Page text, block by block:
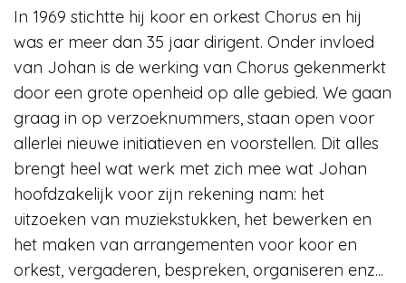
In 1969 stichtte hij koor en orkest Chorus en hij
was er meer dan 35 jaar dirigent. Onder invloed
van Johan is de werking van Chorus gekenmerkt
door een grote openheid op alle gebied. We gaan
graag in op verzoeknummers, staan open voor
allerlei nieuwe initiatieven en voorstellen. Dit alles
brengt heel wat werk met zich mee wat Johan
hoofdzakelijk voor zijn rekening nam: het
uitzoeken van muziekstukken, het bewerken en
het maken van arrangementen voor koor en
orkest, vergaderen, bespreken, organiseren enz...